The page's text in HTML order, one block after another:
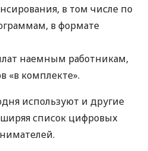
в том числе по
в формате
наемным работникам,
«в комплекте».
используют и другие
список цифровых